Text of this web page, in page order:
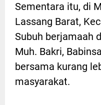
Sementara itu, di
Lassang Barat,
Subuh berjamaah
Muh. Bakri,
bersama kurang
masyarakat.